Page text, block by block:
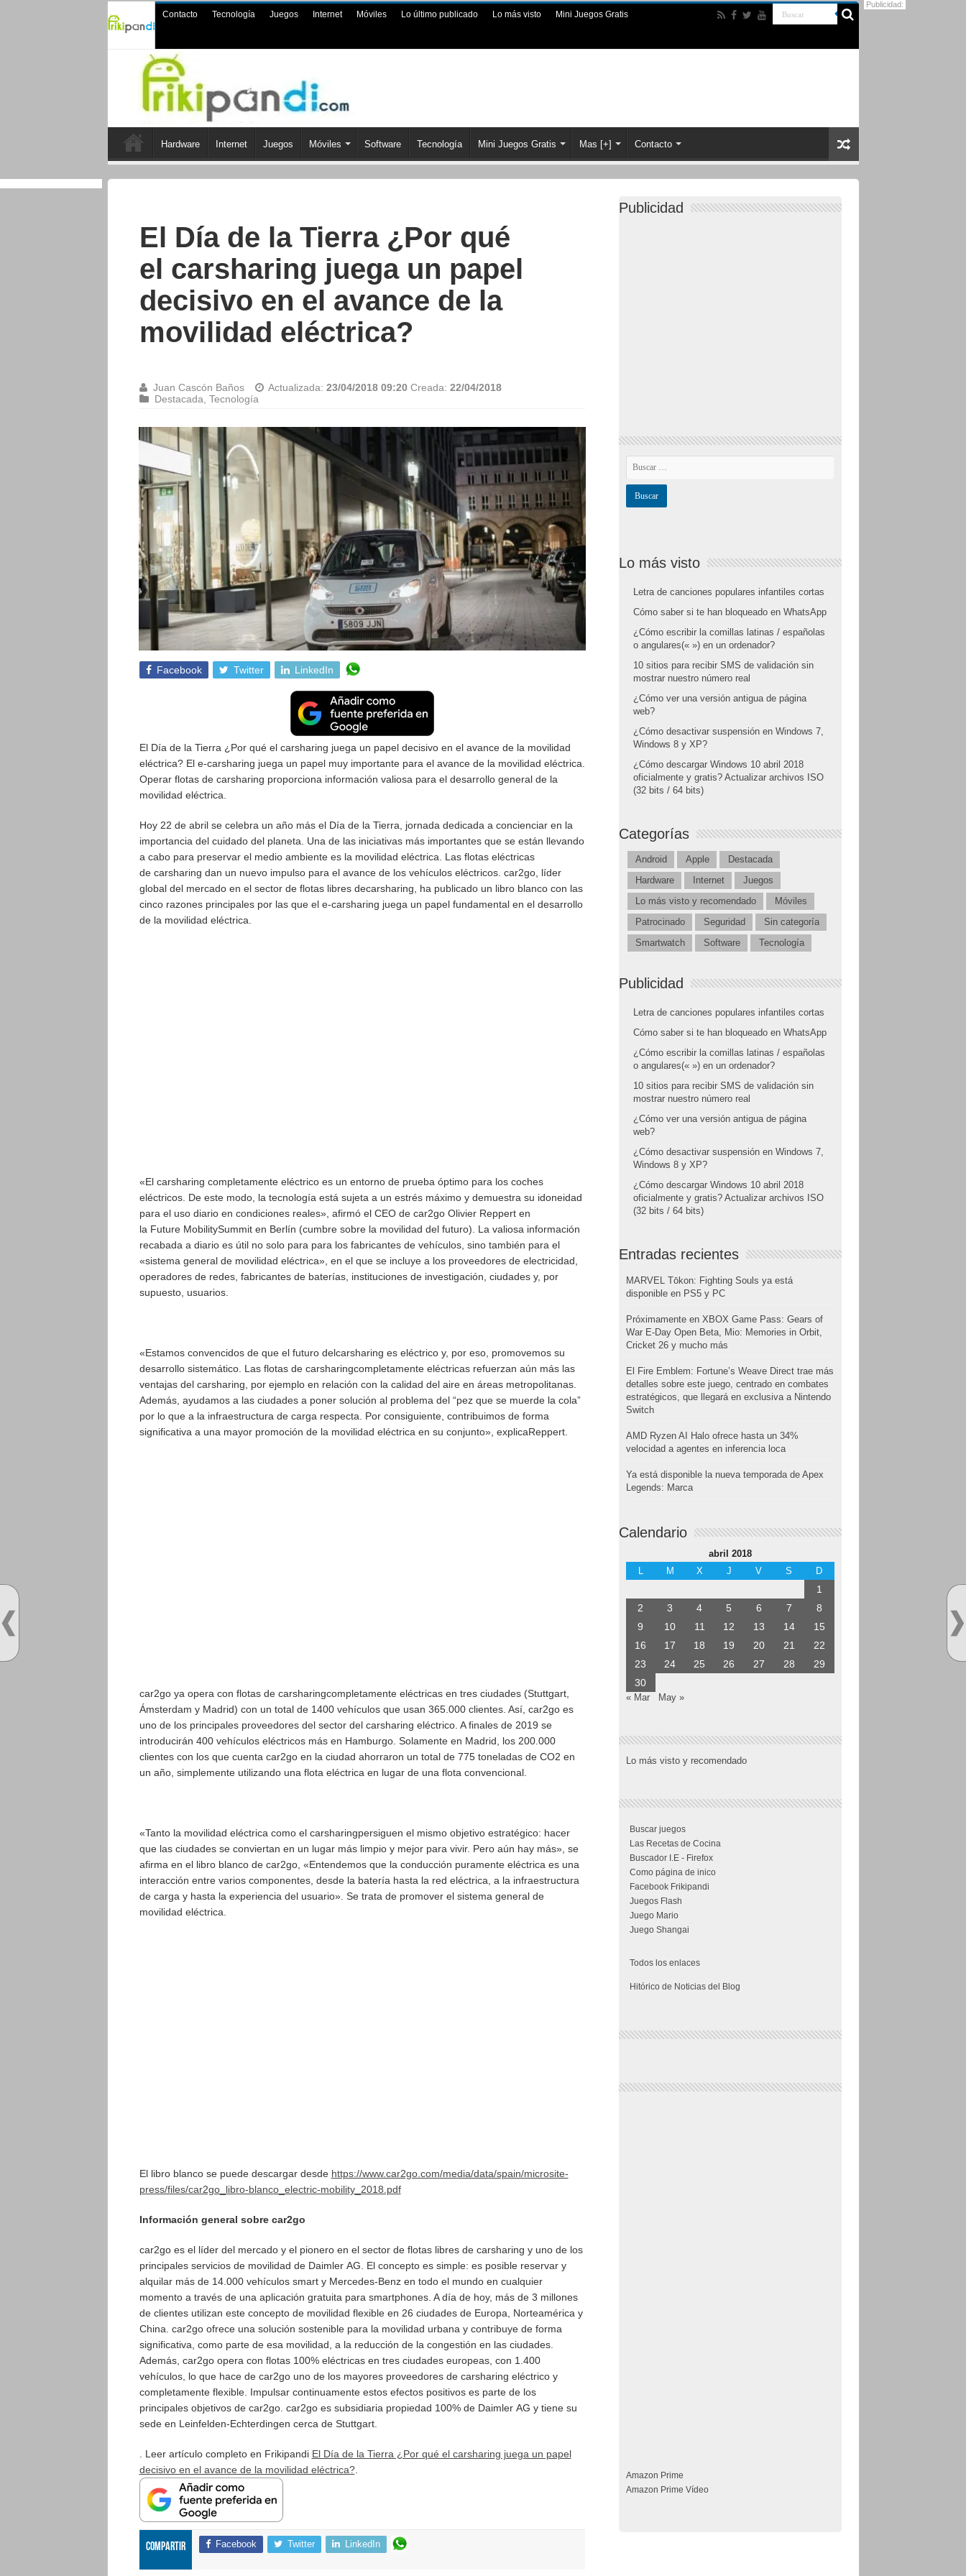
Contacto Tecnología Juegos Internet Móviles Lo último publicado Lo más visto Mini Juegos Gratis
Hardware Internet Juegos Móviles Software Tecnología Mini Juegos Gratis Mas [+] Contacto
El Día de la Tierra ¿Por qué
el carsharing juega un papel
decisivo en el avance de la
movilidad eléctrica?
Juan Cascón Baños Actualizada: 23/04/2018 09:20 Creada: 22/04/2018
Destacada Tecnología
Facebook Twitter LinkedIn
El Día de la Tierra ¿Por qué el carsharing juega un papel decisivo en el avance de la movilidad
eléctrica? El e-carsharing juega un papel muy importante para el avance de la movilidad eléctrica.
Operar flotas de carsharing proporciona información valiosa para el desarrollo general de la
movilidad eléctrica.
Hoy 22 de abril se celebra un año más el Día de la Tierra, jornada dedicada a concienciar en la
importancia del cuidado del planeta. Una de las iniciativas más importantes que se están llevando
a cabo para preservar el medio ambiente es la movilidad eléctrica. Las flotas eléctricas
de carsharing dan un nuevo impulso para el avance de los vehículos eléctricos. car2go, líder
global del mercado en el sector de flotas libres decarsharing, ha publicado un libro blanco con las
cinco razones principales por las que el e-carsharing juega un papel fundamental en el desarrollo
de la movilidad eléctrica.
«El carsharing completamente eléctrico es un entorno de prueba óptimo para los coches
eléctricos. De este modo, la tecnología está sujeta a un estrés máximo y demuestra su idoneidad
para el uso diario en condiciones reales», afirmó el CEO de car2go Olivier Reppert en
la Future MobilitySummit en Berlín (cumbre sobre la movilidad del futuro). La valiosa información
recabada a diario es útil no solo para para los fabricantes de vehículos, sino también para el
«sistema general de movilidad eléctrica», en el que se incluye a los proveedores de electricidad,
operadores de redes, fabricantes de baterías, instituciones de investigación, ciudades y, por
supuesto, usuarios.
«Estamos convencidos de que el futuro delcarsharing es eléctrico y, por eso, promovemos su
desarrollo sistemático. Las flotas de carsharingcompletamente eléctricas refuerzan aún más las
ventajas del carsharing, por ejemplo en relación con la calidad del aire en áreas metropolitanas.
Además, ayudamos a las ciudades a poner solución al problema del “pez que se muerde la cola”
por lo que a la infraestructura de carga respecta. Por consiguiente, contribuimos de forma
significativa a una mayor promoción de la movilidad eléctrica en su conjunto», explicaReppert.
car2go ya opera con flotas de carsharingcompletamente eléctricas en tres ciudades (Stuttgart,
Ámsterdam y Madrid) con un total de 1400 vehículos que usan 365.000 clientes. Así, car2go es
uno de los principales proveedores del sector del carsharing eléctrico. A finales de 2019 se
introducirán 400 vehículos eléctricos más en Hamburgo. Solamente en Madrid, los 200.000
clientes con los que cuenta car2go en la ciudad ahorraron un total de 775 toneladas de CO2 en
un año, simplemente utilizando una flota eléctrica en lugar de una flota convencional.
«Tanto la movilidad eléctrica como el carsharingpersiguen el mismo objetivo estratégico: hacer
que las ciudades se conviertan en un lugar más limpio y mejor para vivir. Pero aún hay más», se
afirma en el libro blanco de car2go, «Entendemos que la conducción puramente eléctrica es una
interacción entre varios componentes, desde la batería hasta la red eléctrica, a la infraestructura
de carga y hasta la experiencia del usuario». Se trata de promover el sistema general de
movilidad eléctrica.
El libro blanco se puede descargar desde https://www.car2go.com/media/data/spain/microsite-
press/files/car2go_libro-blanco_electric-mobility_2018.pdf
Información general sobre car2go
car2go es el líder del mercado y el pionero en el sector de flotas libres de carsharing y uno de los
principales servicios de movilidad de Daimler AG. El concepto es simple: es posible reservar y
alquilar más de 14.000 vehículos smart y Mercedes‑Benz en todo el mundo en cualquier
momento a través de una aplicación gratuita para smartphones. A día de hoy, más de 3 millones
de clientes utilizan este concepto de movilidad flexible en 26 ciudades de Europa, Norteamérica y
China. car2go ofrece una solución sostenible para la movilidad urbana y contribuye de forma
significativa, como parte de esa movilidad, a la reducción de la congestión en las ciudades.
Además, car2go opera con flotas 100% eléctricas en tres ciudades europeas, con 1.400
vehículos, lo que hace de car2go uno de los mayores proveedores de carsharing eléctrico y
completamente flexible. Impulsar continuamente estos efectos positivos es parte de los
principales objetivos de car2go. car2go es subsidiaria propiedad 100% de Daimler AG y tiene su
sede en Leinfelden-Echterdingen cerca de Stuttgart.
. Leer artículo completo en Frikipandi El Día de la Tierra ¿Por qué el carsharing juega un papel
decisivo en el avance de la movilidad eléctrica?.
Compartir Facebook Twitter LinkedIn
Publicidad
Lo más visto
Letra de canciones populares infantiles cortas
Cómo saber si te han bloqueado en WhatsApp
¿Cómo escribir la comillas latinas / españolas
o angulares(« ») en un ordenador?
10 sitios para recibir SMS de validación sin
mostrar nuestro número real
¿Cómo ver una versión antigua de página
web?
¿Cómo desactivar suspensión en Windows 7,
Windows 8 y XP?
¿Cómo descargar Windows 10 abril 2018
oficialmente y gratis? Actualizar archivos ISO
(32 bits / 64 bits)
Categorías
Android Apple
Destacada
Hardware
Internet
Juegos
Lo más visto y recomendado
Móviles
Patrocinado
Seguridad
Sin categoría
Smartwatch
Software Tecnología
Publicidad
Letra de canciones populares infantiles cortas
Cómo saber si te han bloqueado en WhatsApp
¿Cómo escribir la comillas latinas / españolas
o angulares(« ») en un ordenador?
10 sitios para recibir SMS de validación sin
mostrar nuestro número real
¿Cómo ver una versión antigua de página
web?
¿Cómo desactivar suspensión en Windows 7,
Windows 8 y XP?
¿Cómo descargar Windows 10 abril 2018
oficialmente y gratis? Actualizar archivos ISO
(32 bits / 64 bits)
Entradas recientes
MARVEL Tōkon: Fighting Souls ya está
disponible en PS5 y PC
Próximamente en XBOX Game Pass: Gears of
War E-Day Open Beta, Mio: Memories in Orbit,
Cricket 26 y mucho más
El Fire Emblem: Fortune’s Weave Direct trae más
detalles sobre este juego, centrado en combates
estratégicos, que llegará en exclusiva a Nintendo
Switch
AMD Ryzen AI Halo ofrece hasta un 34%
velocidad a agentes en inferencia loca
Ya está disponible la nueva temporada de Apex
Legends: Marca
Calendario
abril 2018
L
M X J V S D
1
2
3 4 5 6 7
8
9
10 11 12 13 14
15
16
17 18 19 20 21
22
23
24 25 26 27 28
29
30
« Mar May »
Lo más visto y recomendado
Buscar juegos
Las Recetas de Cocina
Buscador I.E - Firefox
Como página de inico
Facebook Frikipandi
Juegos Flash
Juego Mario
Juego Shangai
Todos los enlaces
Hitórico de Noticias del Blog
Publicidad:
Amazon Prime
Amazon Prime Vídeo